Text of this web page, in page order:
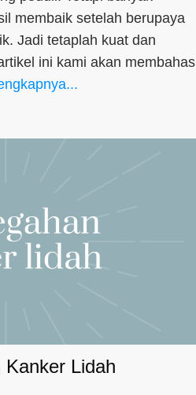
membaik setelah berupaya
Jadi tetaplah kuat dan
ini kami akan membahas
Kanker Lidah